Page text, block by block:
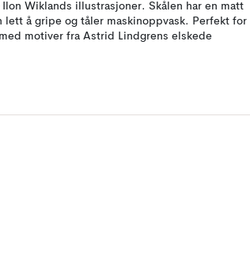
Wiklands illustrasjoner. Skålen har en matt
lett å gripe og tåler maskinoppvask. Perfekt for
motiver fra Astrid Lindgrens elskede